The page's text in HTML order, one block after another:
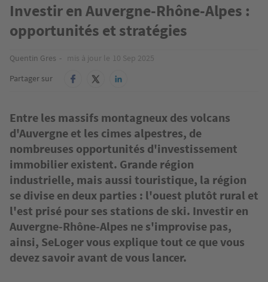
Investir en Auvergne-Rhône-Alpes :
opportunités et stratégies
Quentin Gres mis à jour le 10 Sep 2025
Partager sur
Entre les massifs montagneux des volcans
d'Auvergne et les cimes alpestres, de
nombreuses opportunités d'investissement
immobilier existent. Grande région
industrielle, mais aussi touristique, la région
se divise en deux parties : l'ouest plutôt rural et
l'est prisé pour ses stations de ski. Investir en
Auvergne-Rhône-Alpes ne s'improvise pas,
ainsi, SeLoger vous explique tout ce que vous
devez savoir avant de vous lancer.